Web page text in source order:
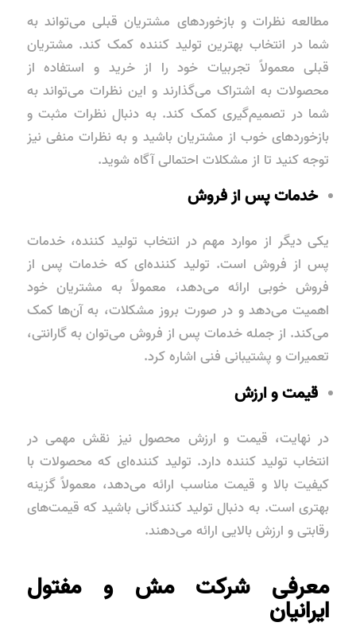
مطالعه نظرات و بازخوردهای مشتریان قبلی می‌تواند به
شما در انتخاب بهترین تولید کننده کمک کند. مشتریان
قبلی معمولاً تجربیات خود را از خرید و استفاده از
محصولات به اشتراک می‌گذارند و این نظرات می‌تواند به
شما در تصمیم‌گیری کمک کند. به دنبال نظرات مثبت و
بازخوردهای خوب از مشتریان باشید و به نظرات منفی نیز
توجه کنید تا از مشکلات احتمالی آگاه شوید.
خدمات پس از فروش
یکی دیگر از موارد مهم در انتخاب تولید کننده، خدمات
پس از فروش است. تولید کننده‌ای که خدمات پس از
فروش خوبی ارائه می‌دهد، معمولاً به مشتریان خود
اهمیت می‌دهد و در صورت بروز مشکلات، به آن‌ها کمک
می‌کند. از جمله خدمات پس از فروش می‌توان به گارانتی،
تعمیرات و پشتیبانی فنی اشاره کرد.
قیمت و ارزش
در نهایت، قیمت و ارزش محصول نیز نقش مهمی در
انتخاب تولید کننده دارد. تولید کننده‌ای که محصولات با
کیفیت بالا و قیمت مناسب ارائه می‌دهد، معمولاً گزینه
بهتری است. به دنبال تولید کنندگانی باشید که قیمت‌های
رقابتی و ارزش بالایی ارائه می‌دهند.
معرفی شرکت مش و مفتول
ایرانیان